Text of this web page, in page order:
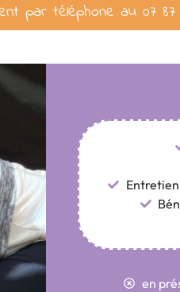
par téléphone au 07
en